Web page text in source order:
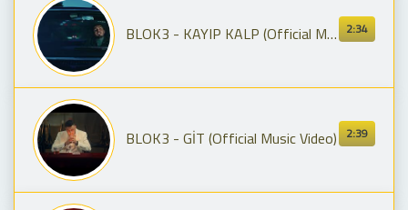
2:34
BLOK3 - KAYIP KALP (Official Music Video)
2:39
BLOK3 - GİT (Official Music Video)